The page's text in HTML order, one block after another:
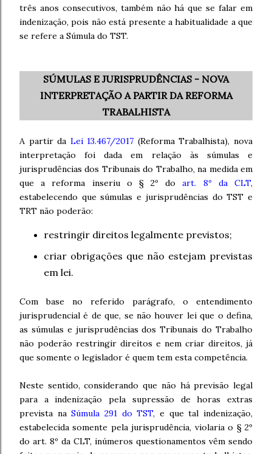
três anos consecutivos, também não há que se falar em
indenização, pois não está presente a habitualidade a que
se refere a Súmula do TST.
SÚMULAS E JURISPRUDÊNCIAS - NOVA
INTERPRETAÇÃO A PARTIR DA REFORMA
TRABALHISTA
A partir da Lei 13.467/2017 (Reforma Trabalhista), nova
interpretação foi dada em relação às súmulas e
jurisprudências dos Tribunais do Trabalho, na medida em
que a reforma inseriu o § 2º doart. 8º da CLT,
estabelecendo que súmulas e jurisprudências do TST e
TRT não poderão:
restringir direitos legalmente previstos;
criar obrigações que não estejam previstas
em lei.
Com base no referido parágrafo, o entendimento
jurisprudencial é de que, se não houver lei que o defina,
as súmulas e jurisprudências dos Tribunais do Trabalho
não poderão restringir direitos e nem criar direitos, já
que somente o legislador é quem tem esta competência.
Neste sentido, considerando que não há previsão legal
para a indenização pela supressão de horas extras
prevista naSúmula 291 do TST, e que tal indenização,
estabelecida somente pela jurisprudência, violaria o § 2º
do art. 8º da CLT, inúmeros questionamentos vêm sendo